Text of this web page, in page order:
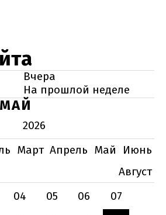
Вчера
На прошлой неделе
МАЙ
2026
Март Апрель Май
Июнь
Август
04 05 06
07